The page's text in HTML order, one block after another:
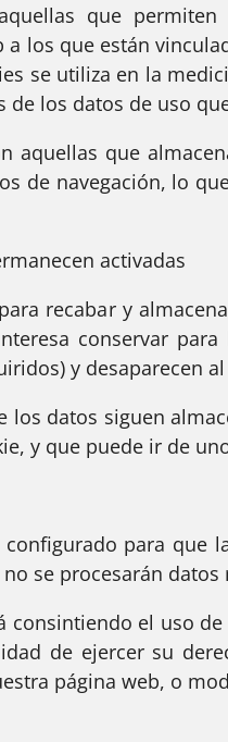
que permiten
los que están
se utiliza en la
los datos de uso
que
de navegación, lo
activadas
recabar y
conservar
y desaparecen
datos siguen
y que puede ir de
para que
se procesarán datos
el uso
de ejercer su
página web, o